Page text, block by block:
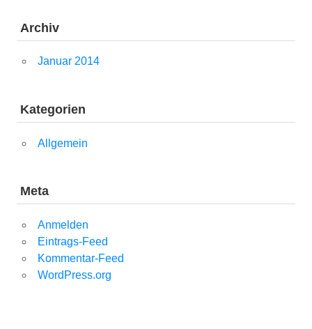
Archiv
Januar 2014
Kategorien
Allgemein
Meta
Anmelden
Eintrags-Feed
Kommentar-Feed
WordPress.org